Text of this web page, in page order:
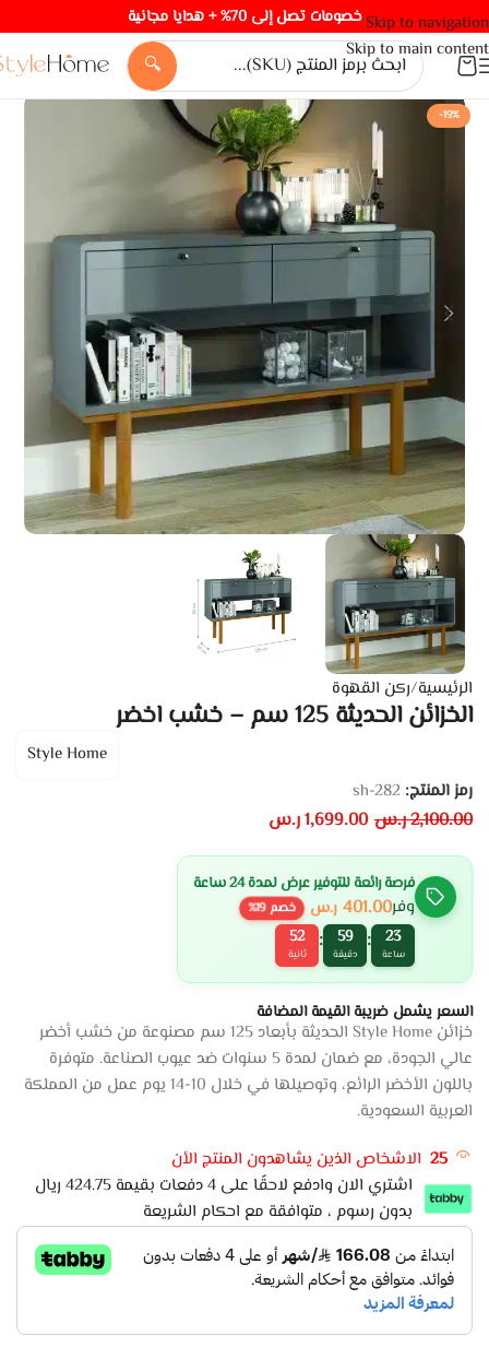
Skip to navigation
Skip to main content
خصومات تصل إلى 70% + هدايا مجانية
🔍
-19%
الرئيسية/ركن القهوة
الخزائن الحديثة 125 سم – خشب اخضر
Style Home
رمز المنتج: sh-282
2,100.00ر.س 1,699.00ر.س
فرصة رائعة للتوفير عرض لمدة 24 ساعة
وفر401.00 ر.س خصم19
%
23
ساعة :
59
دقيقة :
52
ثانية
السعر يشمل ضريبة القيمة المضافة
خزائن Style Home الحديثة بأبعاد 125 سم مصنوعة من خشب أخضر
عالي الجودة، مع ضمان لمدة 5 سنوات ضد عيوب الصناعة. متوفرة
باللون الأخضر الرائع، وتوصيلها في خلال 10-14 يوم عمل من المملكة
العربية السعودية.
25 الاشخاص الذين يشاهدون المنتج الأن
اشتري الان وادفع لاحقًا على 4 دفعات بقيمة 424.75 ريال
بدون رسوم ، متوافقة مع احكام الشريعة